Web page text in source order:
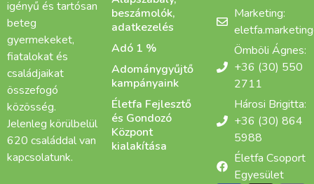
igényű és tartósan
beteg
gyermekeket,
fiatalokat és
családjaikat
összefogó
közösség.
Jelenleg körülbelül
620 családdal van
kapcsolatunk.
beszámolók,
adatkezelés
Adó 1 %
Adománygyűjtő
kampányaink
Életfa Fejlesztő
és Gondozó
Központ
kialakítása
Marketing:
Ömböli Ágnes:
+36 (30) 550
2711
Hárosi Brigitta:
+36 (30) 864
5988
Életfa Csoport
Egyesület